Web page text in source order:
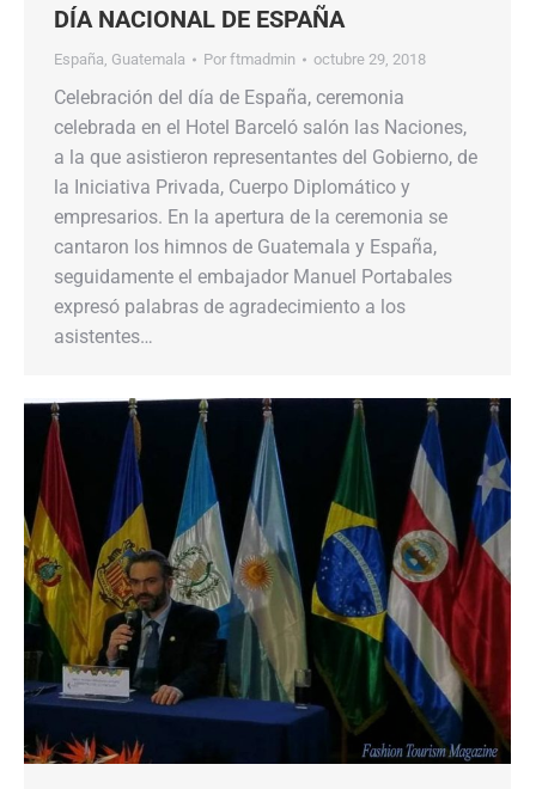
DÍA NACIONAL DE ESPAÑA
España Guatemala Por ftmadmin octubre 29, 2018
Celebración del día de España, ceremonia
celebrada en el Hotel Barceló salón las Naciones,
a la que asistieron representantes del Gobierno, de
la Iniciativa Privada, Cuerpo Diplomático y
empresarios. En la apertura de la ceremonia se
cantaron los himnos de Guatemala y España,
seguidamente el embajador Manuel Portabales
expresó palabras de agradecimiento a los
asistentes…